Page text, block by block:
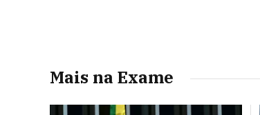
Mais na Exame